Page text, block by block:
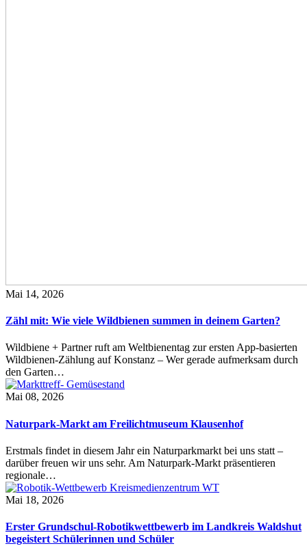
Mai 14, 2026
Zähl mit: Wie viele Wildbienen summen in deinem Garten?
Wildbiene + Partner ruft am Weltbienentag zur ersten App-basierten
Wildbienen-Zählung auf Konstanz – Wer gerade aufmerksam durch
den Garten…
Mai 08, 2026
Naturpark-Markt am Freilichtmuseum Klausenhof
Erstmals findet in diesem Jahr ein Naturparkmarkt bei uns statt –
darüber freuen wir uns sehr. Am Naturpark-Markt präsentieren
regionale…
Mai 18, 2026
Erster Grundschul-Robotikwettbewerb im Landkreis Waldshut
begeistert Schülerinnen und Schüler